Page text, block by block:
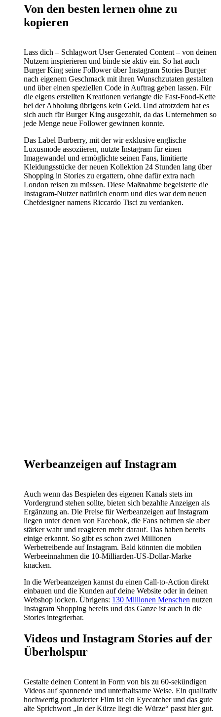
Von den besten lernen ohne zu
kopieren
Lass dich – Schlagwort User Generated Content – von deinen
Nutzern inspierieren und binde sie aktiv ein. So hat auch
Burger King seine Follower über Instagram Stories Burger
nach eigenem Geschmack mit ihren Wunschzutaten gestalten
und über einen speziellen Code in Auftrag geben lassen. Für
die eigens erstellten Kreationen verlangte die Fast-Food-Kette
bei der Abholung übrigens kein Geld. Und atrotzdem hat es
sich auch für Burger King ausgezahlt, da das Unternehmen so
jede Menge neue Follower gewinnen konnte.
Das Label Burberry, mit der wir exklusive englische
Luxusmode assoziieren, nutzte Instagram für einen
Imagewandel und ermöglichte seinen Fans, limitierte
Kleidungsstücke der neuen Kollektion 24 Stunden lang über
Shopping in Stories zu ergattern, ohne dafür extra nach
London reisen zu müssen. Diese Maßnahme begeisterte die
Instagram-Nutzer natürlich enorm und dies war dem neuen
Chefdesigner namens Riccardo Tisci zu verdanken.
Werbeanzeigen auf Instagram
Auch wenn das Bespielen des eigenen Kanals stets im
Vordergrund stehen sollte, bieten sich bezahlte Anzeigen als
Ergänzung an. Die Preise für Werbeanzeigen auf Instagram
liegen unter denen von Facebook, die Fans nehmen sie aber
stärker wahr und reagieren mehr darauf. Das haben bereits
einige erkannt. So gibt es schon zwei Millionen
Werbetreibende auf Instagram. Bald könnten die mobilen
Werbeeinnahmen die 10-Milliarden-US-Dollar-Marke
knacken.
In die Werbeanzeigen kannst du einen Call-to-Action direkt
einbauen und die Kunden auf deine Website oder in deinen
Webshop locken. Übrigens: 130 Millionen Menschen nutzen
Instagram Shopping bereits und das Ganze ist auch in die
Stories integrierbar.
Videos und Instagram Stories auf der
Überholspur
Gestalte deinen Content in Form von bis zu 60-sekündigen
Videos auf spannende und unterhaltsame Weise. Ein qualitativ
hochwertig produzierter Film ist ein Eyecatcher und das gute
alte Sprichwort „In der Kürze liegt die Würze“ passt hier gut.